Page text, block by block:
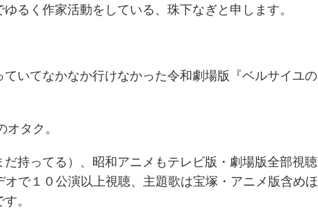
るく作家活動をしている、珠下なぎと申します。
いてなかなか行けなかった令和劇場版『ベルサイユの
タク。
持ってる）、昭和アニメもテレビ版・劇場版全部視聴
オで１０公演以上視聴、主題歌は宝塚・アニメ版含めほ
。